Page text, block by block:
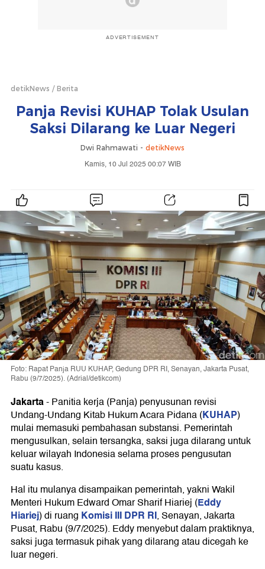
ADVERTISEMENT
detikNews Berita
Panja Revisi KUHAP Tolak Usulan
Saksi Dilarang ke Luar Negeri
Dwi Rahmawati - detikNews
Kamis, 10 Jul 2025 00:07 WIB
Foto: Rapat Panja RUU KUHAP, Gedung DPR RI, Senayan, Jakarta Pusat,
Rabu (9/7/2025). (Adrial/detikcom)
Jakarta-Panitia kerja (Panja) penyusunan revisi
Undang-Undang Kitab Hukum Acara Pidana (KUHAP)
mulai memasuki pembahasan substansi. Pemerintah
mengusulkan, selain tersangka, saksi juga dilarang untuk
keluar wilayah Indonesia selama proses pengusutan
suatu kasus.
Hal itu mulanya disampaikan pemerintah, yakni Wakil
Menteri Hukum Edward Omar Sharif Hiariej (Eddy
Hiariej) di ruang Komisi III DPR RI, Senayan, Jakarta
Pusat, Rabu (9/7/2025). Eddy menyebut dalam praktiknya,
saksi juga termasuk pihak yang dilarang atau dicegah ke
luar negeri.